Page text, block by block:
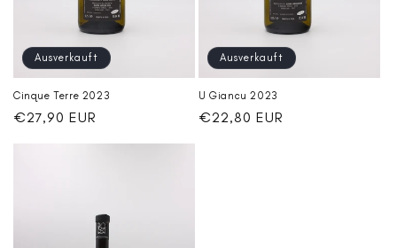
Ausverkauft
Cinque Terre 2023
Normaler
€27,90 EUR
Ausverkauft
U Giancu 2023
Normaler
€22,80 EUR